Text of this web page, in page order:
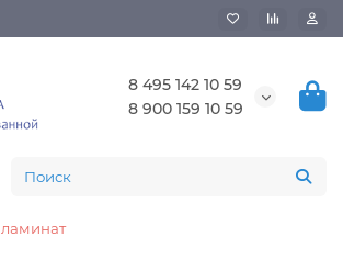
8 495 142 10 59
8 900 159 10 59